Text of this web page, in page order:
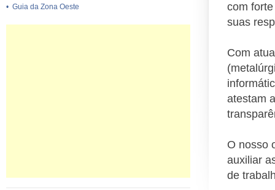
• Guia da Zona Oeste
com
suas
Com
atestam
O nosso
auxiliar
de